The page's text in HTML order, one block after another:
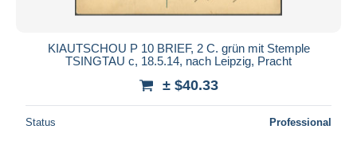
KIAUTSCHOU P 10 BRIEF, 2 C. grün mit Stemple
TSINGTAU c, 18.5.14, nach Leipzig, Pracht
± $40.33
Status Professional